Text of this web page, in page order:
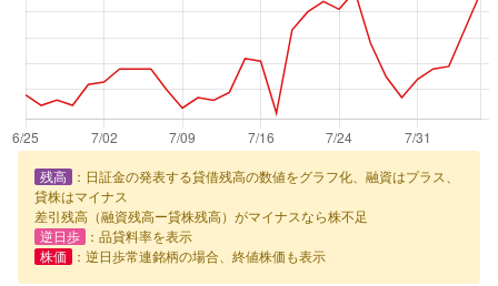
残高
：日証金の発表する貸借残高の数値をグラフ化、融資はプラス、
貸株はマイナス
差引残高（融資残高ー貸株残高）がマイナスなら株不足
逆日歩
：品貸料率を表示
株価
：逆日歩常連銘柄の場合、終値株価も表示